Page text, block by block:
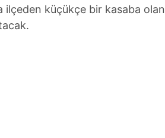
ilçeden küçükçe bir kasaba olan